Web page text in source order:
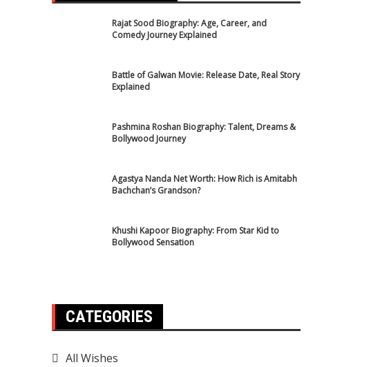
Rajat Sood Biography: Age, Career, and
Comedy Journey Explained
Battle of Galwan Movie: Release Date, Real Story
Explained
Pashmina Roshan Biography: Talent, Dreams &
Bollywood Journey
Agastya Nanda Net Worth: How Rich is Amitabh
Bachchan’s Grandson?
Khushi Kapoor Biography: From Star Kid to
Bollywood Sensation
CATEGORIES
All Wishes